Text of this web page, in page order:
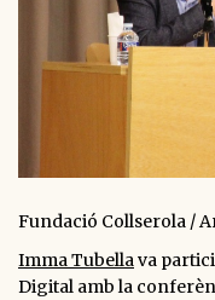
Fundació Collserola /
Imma Tubellava
Digital amb la